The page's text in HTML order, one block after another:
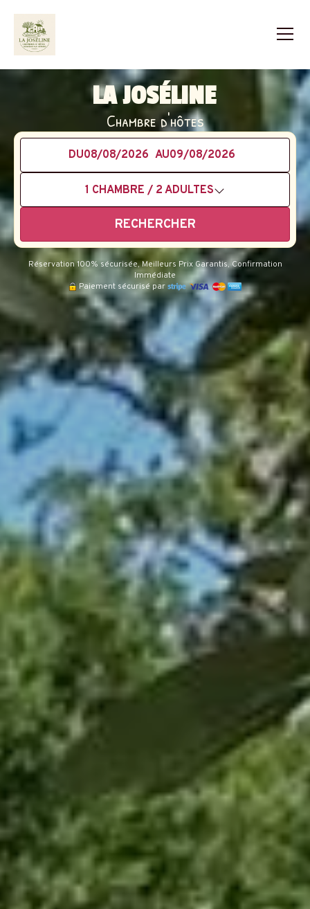
LA JOSÉLINE
Chambre d'hôtes
DU AU
1 CHAMBRE / 2 ADULTES
RECHERCHER
Réservation 100% sécurisée, Meilleurs Prix Garantis, Confirmation
Immédiate
Paiement sécurisé par